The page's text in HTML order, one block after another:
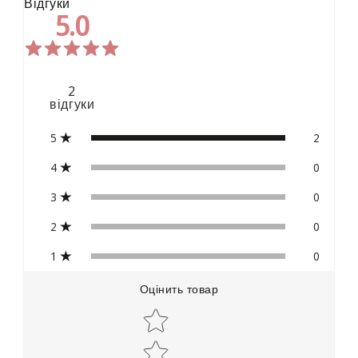
Відгуки
5.0
2
відгуки
5
2
4
0
3
0
2
0
1
0
Оцінить товар
Star rating